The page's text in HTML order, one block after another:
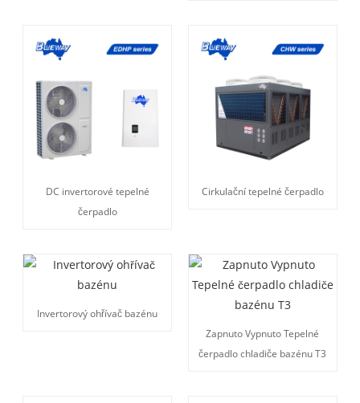
DC invertorové tepelné
čerpadlo
Cirkulační tepelné čerpadlo
Invertorový ohřívač bazénu
Zapnuto Vypnuto Tepelné
čerpadlo chladiče bazénu T3